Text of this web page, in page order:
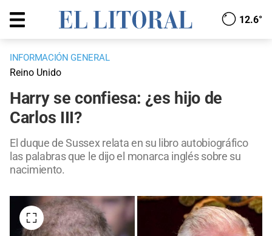
12.6°
INFORMACIÓN GENERAL
Reino Unido
Harry se confiesa: ¿es hijo de
Carlos III?
El duque de Sussex relata en su libro autobiográfico
las palabras que le dijo el monarca inglés sobre su
nacimiento.